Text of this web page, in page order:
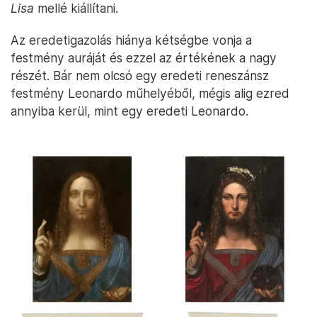
Lisa mellé kiállítani.
Az eredetigazolás hiánya kétségbe vonja a
festmény auráját és ezzel az értékének a nagy
részét. Bár nem olcsó egy eredeti reneszánsz
festmény Leonardo műhelyéből, mégis alig ezred
annyiba kerül, mint egy eredeti Leonardo.